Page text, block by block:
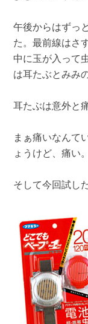
午後からはずっ
た。最前線はさ
中に玉が入って
は耳たぶとみみ
耳たぶは意外と
まぁ痛いなんて
ょうけど、痛い。
そして今回試し